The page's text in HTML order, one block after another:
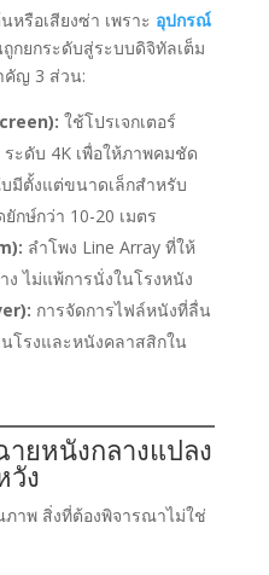
รือเสียงซ่า เพราะ อุปกรณ์
กยกระดับสู่ระบบดิจิทัลเต็ม
คัญ 3 ส่วน:
ใช้โปรเจกเตอร์
ะดับ 4K เพื่อให้ภาพคมชัด
มีตั้งแต่ขนาดเล็กสำหรับ
กษ์กว่า 10-20 เมตร
ลำโพง Line Array ที่ให้
ไม่แพ้การนั่งในโรงหนัง
การจัดการไฟล์หนังที่ลื่น
โรงและหนังคลาสสิกใน
ายหนังกลางแปลง
ง
าพ สิ่งที่ต้องพิจารณาไม่ใช่